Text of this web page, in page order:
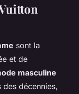
sont la
et de
masculine
décennies,